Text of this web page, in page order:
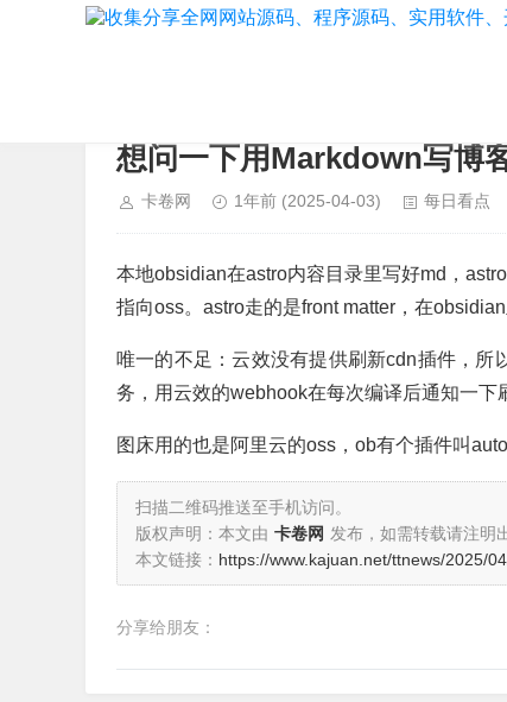
想问一下用Markdown写博
卡卷网 1年前 (2025-04-03) 每日看点
本地obsidian在astro内容目录里写好md，
指向oss。astro走的是front matter，在
唯一的不足：云效没有提供刷新cdn插件，所
务，用云效的webhook在每次编译后通知一下
图床用的也是阿里云的oss，ob有个插件叫
扫描二维码推送至手机访问。
版权声明：本文由 卡卷网 发布，如需转载请注明
本文链接： https://www.kajuan.net/ttnews/2025/
分享给朋友：